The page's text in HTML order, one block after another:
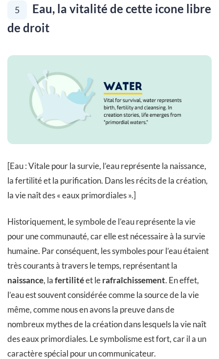
5
Eau, la vitalité de cette icone libre
de droit
[Eau : Vitale pour la survie, l’eau représente la naissance,
la fertilité et la purification. Dans les récits de la création,
la vie naît des « eaux primordiales ».]
Historiquement, le symbole de l’eau représente la vie
pour une communauté, car elle est nécessaire à la survie
humaine. Par conséquent, les symboles pour l’eau étaient
très courants à travers le temps, représentant la
naissance, lafertilitéet lerafraîchissement. En effet,
l’eau est souvent considérée comme la source de la vie
même, comme nous en avons la preuve dans de
nombreux mythes de la création dans lesquels la vie naît
des eaux primordiales. Le symbolisme est fort, car il a un
caractère spécial pour un communicateur.